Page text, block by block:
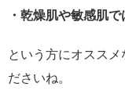
・乾燥肌や敏感肌
という方にオスス
ださいね。